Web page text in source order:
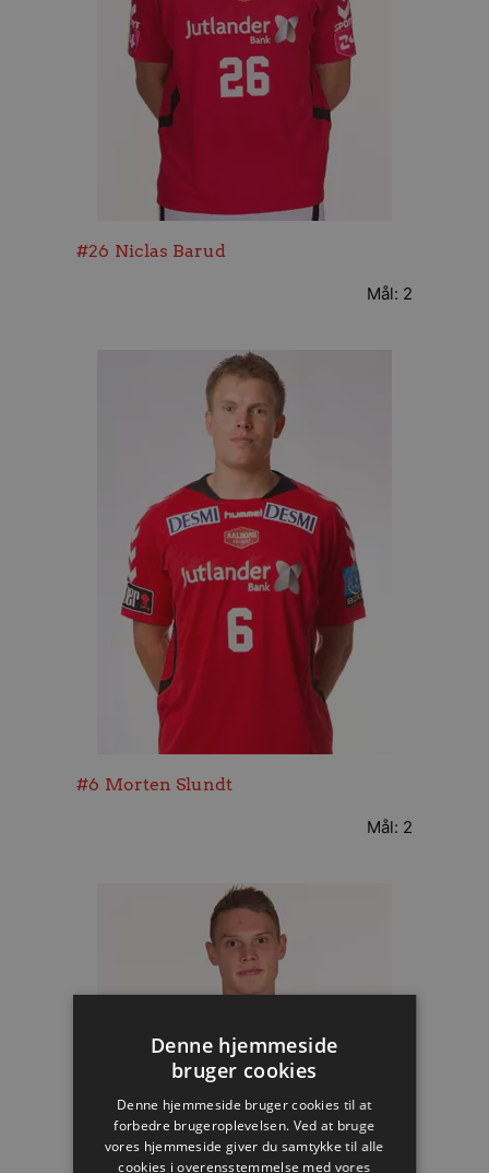
#26 Niclas Barud
Mål: 2
#6 Morten Slundt
Mål: 2
Denne hjemmeside
bruger cookies
Denne hjemmeside bruger cookies til at
forbedre brugeroplevelsen. Ved at bruge
vores hjemmeside giver du samtykke til alle
cookies i overensstemmelse med vores